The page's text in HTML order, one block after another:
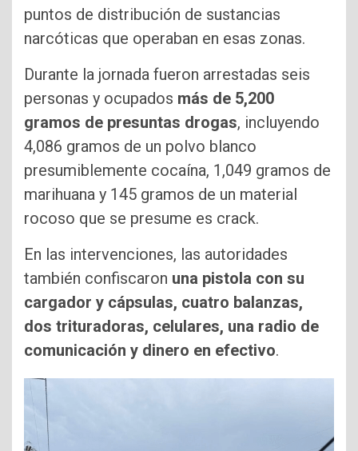
puntos de distribución de sustancias
narcóticas que operaban en esas zonas.
Durante la jornada fueron arrestadas seis
personas y ocupados más de 5,200
gramos de presuntas drogas, incluyendo
4,086 gramos de un polvo blanco
presumiblemente cocaína, 1,049 gramos de
marihuana y 145 gramos de un material
rocoso que se presume es crack.
En las intervenciones, las autoridades
también confiscaron una pistola con su
cargador y cápsulas, cuatro balanzas,
dos trituradoras, celulares, una radio de
comunicación y dinero en efectivo.